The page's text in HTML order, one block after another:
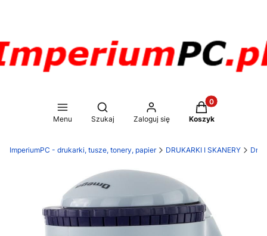
Menu
Otwórz wyszukiwarkę
Szukaj Zaloguj się
Produkty w
Koszyk
ImperiumPC - drukarki, tusze, tonery, papier DRUKARKI I SKANERY